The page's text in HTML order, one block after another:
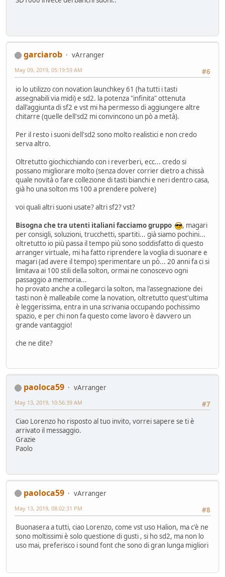
garciarob
vArranger
#6
May 09, 2019, 05:19:59 AM
io lo utilizzo con novation launchkey 61 (ha tutti i tasti
assegnabili via midi) e sd2. la potenza "infinita" ottenuta
dall'aggiunta di sf2 e vst mi ha permesso di aggiungere altre
chitarre (quelle dell'sd2 mi convincono un pò a metà).
Per il resto i suoni dell'sd2 sono molto realistici e non credo
serva altro.
Oltretutto giochicchiando con i reverberi, ecc... credo si
possano migliorare molto (senza dover corrier dietro a chissà
quale novità o fare collezione di tasti bianchi e neri dentro casa,
già ho una solton ms 100 a prendere polvere)
voi quali altri suoni usate? altri sf2? vst?
Bisogna che tra utenti italiani facciamo gruppo
, magari
per consigli, soluzioni, trucchetti, spartiti... già siamo pochini...
oltretutto io più passa il tempo più sono soddisfatto di questo
arranger virtuale, mi ha fatto riprendere la voglia di suonare e
magari (ad avere il tempo) sperimentare un pò... 20 anni fa ci si
limitava ai 100 stili della solton, ormai ne conoscevo ogni
passaggio a memoria...
ho provato anche a collegarci la solton, ma l'assegnazione dei
tasti non è malleabile come la novation, oltretutto quest'ultima
è leggerissima, entra in una scrivania occupando pochissimo
spazio, e per chi non fa questo come lavoro è davvero un
grande vantaggio!
che ne dite?
paoloca59
vArranger
#7
May 13, 2019, 10:56:39 AM
Ciao Lorenzo ho risposto al tuo invito, vorrei sapere se ti è
arrivato il messaggio.
Grazie
Paolo
paoloca59
vArranger
#8
May 13, 2019, 08:02:31 PM
Buonasera a tutti, ciao Lorenzo, come vst uso Halion, ma c'è ne
sono moltissimi è solo questione di gusti , si ho sd2, ma non lo
uso mai, preferisco i sound font che sono di gran lunga migliori